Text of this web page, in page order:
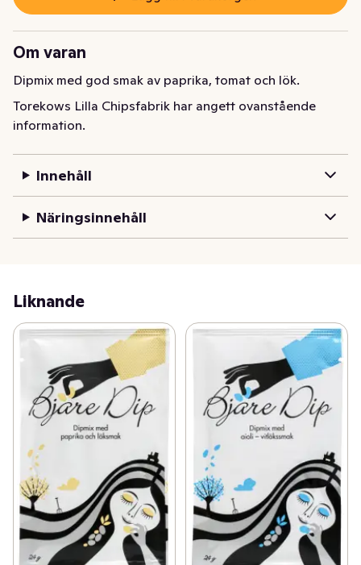
Om varan
Dipmix med god smak av paprika, tomat och lök.
Torekows Lilla Chipsfabrik har angett ovanstående
information.
Innehåll
Näringsinnehåll
Liknande